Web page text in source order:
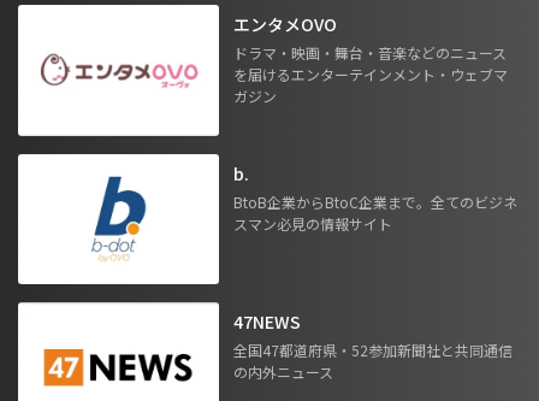
エンタメOVO
ドラマ・映画・舞台・音楽などのニュース
を届けるエンターテインメント・ウェブマ
ガジン
b.
BtoB企業からBtoC企業まで。全てのビジネ
スマン必見の情報サイト
47NEWS
全国47都道府県・52参加新聞社と共同通信
の内外ニュース